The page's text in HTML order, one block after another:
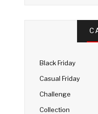
Black Friday
Casual Friday
Challenge
Collection